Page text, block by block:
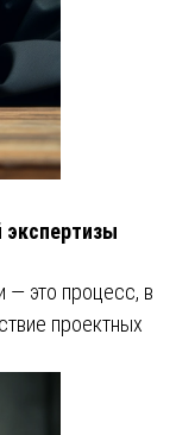
— это процесс, в
проектных